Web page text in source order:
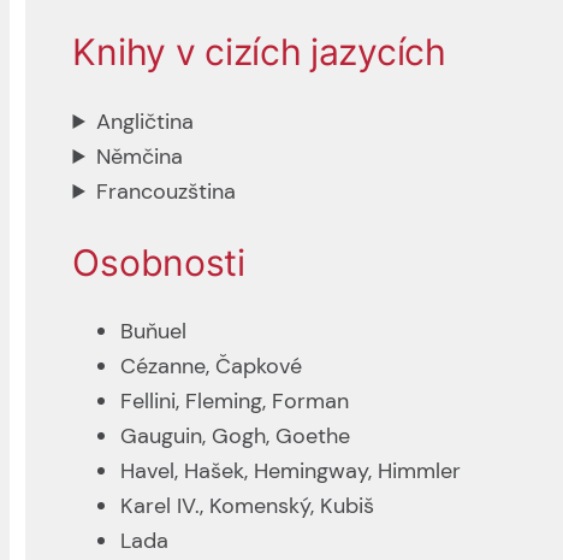
Knihy v cizích jazycích
Angličtina
Němčina
Francouzština
Osobnosti
Buňuel
Cézanne, Čapkové
Fellini, Fleming, Forman
Gauguin, Gogh, Goethe
Havel, Hašek, Hemingway, Himmler
Karel IV., Komenský, Kubiš
Lada